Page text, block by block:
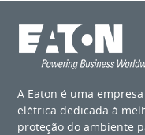
A Eaton é uma
elétrica dedicada à
proteção do ambiente